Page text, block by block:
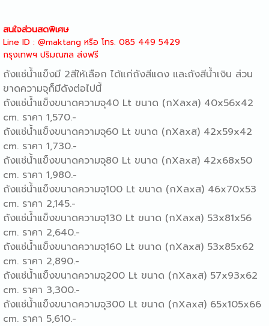
สนใจส่วนสดพิเศษ
Line ID : @maktangหรือ โทร. 085 449 5429
กรุงเทพฯ ปริมณฑล ส่งฟรี
ถังแช่น้ำแข็งมี 2สีให้เลือก ได้แก่ถังสีแดง และถังสีน้ำเงิน ส่วน
ขาดความจุก็มีดังต่อไปนี้
ถังแช่น้ำแข็งขนาดความจุ40 Lt ขนาด (กXลxส) 40x56x42
cm. ราคา 1,570.-
ถังแช่น้ำแข็งขนาดความจุ60 Lt ขนาด (กXลxส) 42x59x42
cm. ราคา 1,730.-
ถังแช่น้ำแข็งขนาดความจุ80 Lt ขนาด (กXลxส) 42x68x50
cm. ราคา 1,980.-
ถังแช่น้ำแข็งขนาดความจุ100 Lt ขนาด (กXลxส) 46x70x53
cm. ราคา 2,145.-
ถังแช่น้ำแข็งขนาดความจุ130 Lt ขนาด (กXลxส) 53x81x56
cm. ราคา 2,640.-
ถังแช่น้ำแข็งขนาดความจุ160 Lt ขนาด (กXลxส) 53x85x62
cm. ราคา 2,890.-
ถังแช่น้ำแข็งขนาดความจุ200 Lt ขนาด (กXลxส) 57x93x62
cm. ราคา 3,300.-
ถังแช่น้ำแข็งขนาดความจุ300 Lt ขนาด (กXลxส) 65x105x66
cm. ราคา 5,610.-